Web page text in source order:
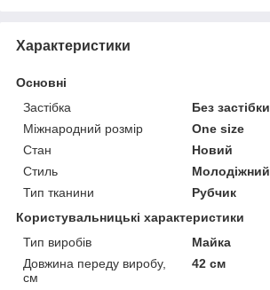
Характеристики
Основні
Застібка
Без застібки
Міжнародний розмір
One size
Стан
Новий
Стиль
Молодіжний
Тип тканини
Рубчик
Користувальницькі характеристики
Тип виробів
Майка
Довжина переду виробу,
см
42 см